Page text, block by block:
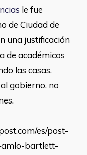
le fue
de Ciudad de
una justificación
de académicos
las casas,
gobierno, no
es/post-
amlo-bartlett-